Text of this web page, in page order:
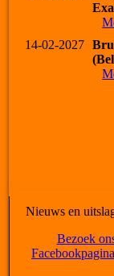
14-02-2027
Nieuws en
Bezoek